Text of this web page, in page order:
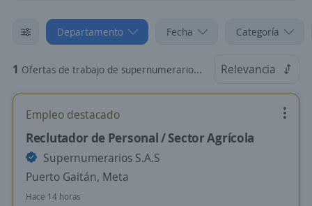
Departamento Fecha Categoría
1 Ofertas de trabajo de supernumerario en Puerto Gaitán, Meta Relevancia
Empleo destacado
Reclutador de Personal / Sector Agrícola
Supernumerarios S.A.S
Puerto Gaitán, Meta
Hace 14 horas